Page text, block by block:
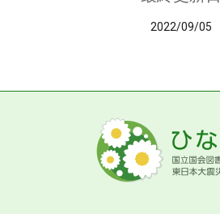
2022/09/05